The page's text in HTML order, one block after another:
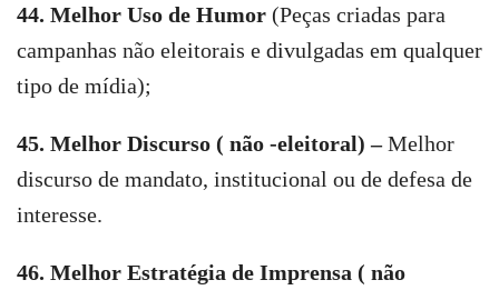
44. Melhor Uso de Humor (Peças criadas para
campanhas não eleitorais e divulgadas em qualquer
tipo de mídia);
45. Melhor Discurso ( não -eleitoral) –Melhor
discurso de mandato, institucional ou de defesa de
interesse.
46. Melhor Estratégia de Imprensa ( não